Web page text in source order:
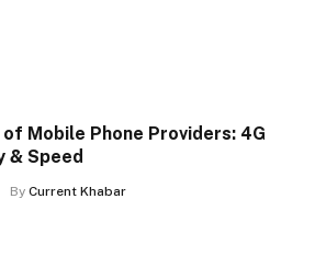
Mobile Phone Providers: 4G
& Speed
By Current Khabar